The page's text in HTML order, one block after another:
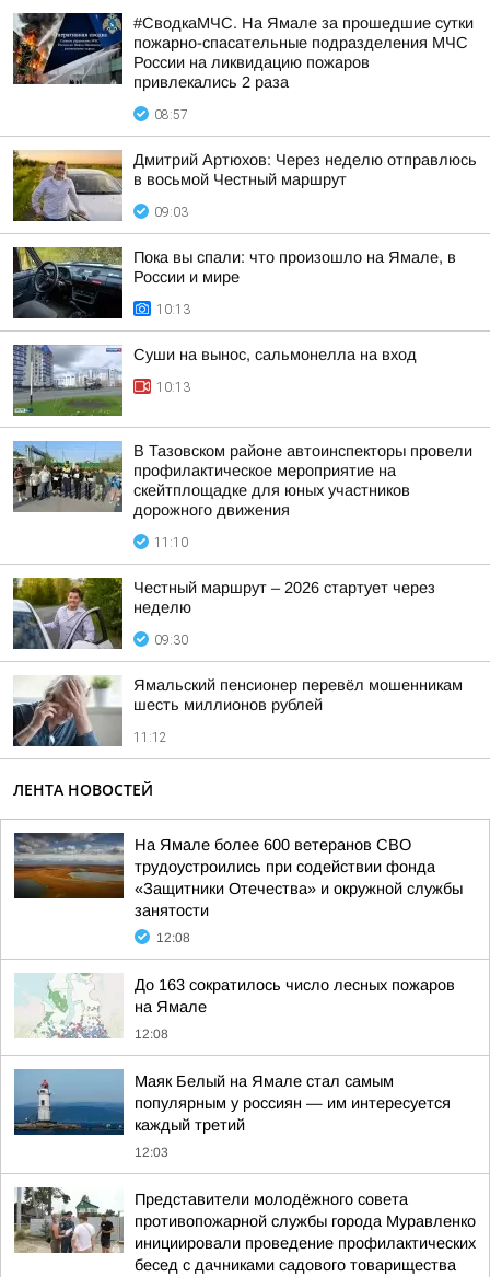
#СводкаМЧС. На Ямале за прошедшие сутки
пожарно-спасательные подразделения МЧС
России на ликвидацию пожаров
привлекались 2 раза
08:57
Дмитрий Артюхов: Через неделю отправлюсь
в восьмой Честный маршрут
09:03
Пока вы спали: что произошло на Ямале, в
России и мире
10:13
Суши на вынос, сальмонелла на вход
10:13
В Тазовском районе автоинспекторы провели
профилактическое мероприятие на
скейтплощадке для юных участников
дорожного движения
11:10
Честный маршрут – 2026 стартует через
неделю
09:30
Ямальский пенсионер перевёл мошенникам
шесть миллионов рублей
11:12
ЛЕНТА НОВОСТЕЙ
На Ямале более 600 ветеранов СВО
трудоустроились при содействии фонда
«Защитники Отечества» и окружной службы
занятости
12:08
До 163 сократилось число лесных пожаров
на Ямале
12:08
Маяк Белый на Ямале стал самым
популярным у россиян — им интересуется
каждый третий
12:03
Представители молодёжного совета
противопожарной службы города Муравленко
инициировали проведение профилактических
бесед с дачниками садового товарищества